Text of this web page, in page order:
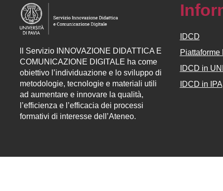
Servizio INNOVAZIONE DIDATTICA E
COMUNICAZIONE DIGITALE ha come
obiettivo l’individuazione e lo sviluppo di
metodologie, tecnologie e materiali utili
ad aumentare e innovare la qualità,
l’efficienza e l’efficacia dei processi
formativi di interesse dell’Ateneo.
IDCD
Piattaforme
IDCD in
IDCD in IPA